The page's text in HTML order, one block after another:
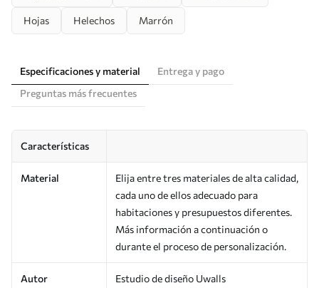
Hojas Helechos Marrón
Especificaciones y material
Entrega y pago
Preguntas más frecuentes
Características
Material
Elija entre tres materiales de alta calidad,
cada uno de ellos adecuado para
habitaciones y presupuestos diferentes.
Más información a continuación o
durante el proceso de personalización.
Autor Estudio de diseño Uwalls